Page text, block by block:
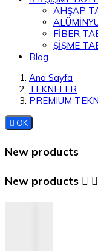
AHŞAP
FİBER
ŞİŞME
Blog
Ana Sayfa
TEKNELER
PREMIUM
 OK
New products
New products  